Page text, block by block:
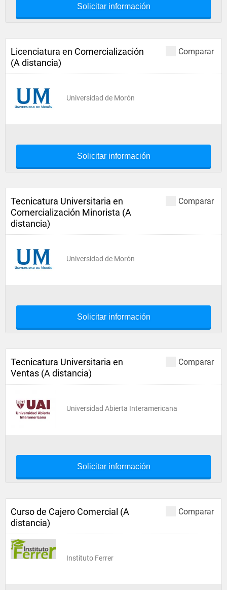
Solicitar información
Comparar
Licenciatura en Comercialización
(A distancia)
Universidad de Morón
Solicitar información
Comparar
Tecnicatura Universitaria en
Comercialización Minorista (A
distancia)
Universidad de Morón
Solicitar información
Comparar
Tecnicatura Universitaria en
Ventas (A distancia)
Universidad Abierta Interamericana
Solicitar información
Comparar
Curso de Cajero Comercial (A
distancia)
Instituto Ferrer